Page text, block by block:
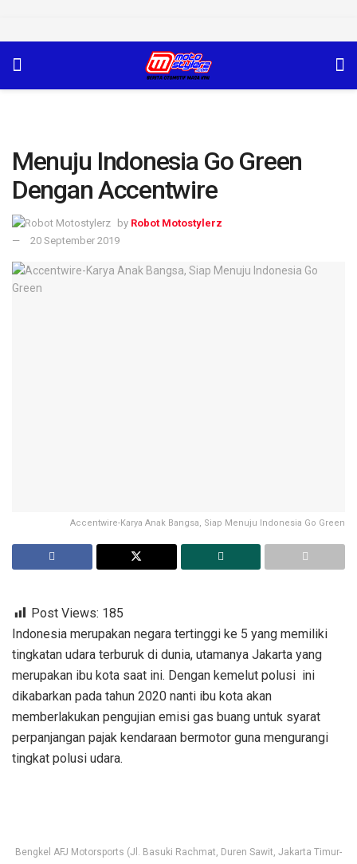
Menuju Indonesia Go Green
Dengan Accentwire
by Robot Motostylerz
20 September 2019
Accentwire-Karya Anak Bangsa, Siap Menuju Indonesia Go Green
Post Views: 185
Indonesia merupakan negara tertinggi ke 5 yang memiliki
tingkatan udara terburuk di dunia, utamanya Jakarta yang
merupakan ibu kota saat ini. Dengan kemelut polusi ini
dikabarkan pada tahun 2020 nanti ibu kota akan
memberlakukan pengujian emisi gas buang untuk syarat
perpanjangan pajak kendaraan bermotor guna mengurangi
tingkat polusi udara.
Bengkel AFJ Motorsports (Jl. Basuki Rachmat, Duren Sawit, Jakarta Timur-